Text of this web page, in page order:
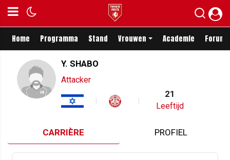
Home Programma Stand Vrouwen Academie Forum
Y. SHABO
Attacker
21
Leeftijd
CARRIÈRE PROFIEL